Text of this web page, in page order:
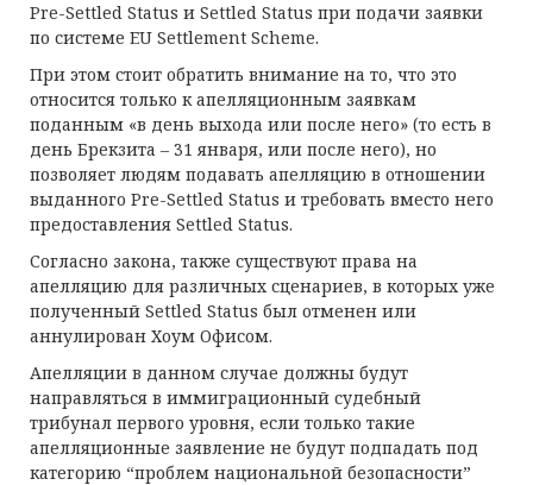
Pre-Settled Status и Settled Status при подачи заявки
по системе EU Settlement Scheme.
При этом стоит обратить внимание на то, что это
относится только к апелляционным заявкам
поданным «в день выхода или после него» (то есть в
день Брекзита – 31 января, или после него), но
позволяет людям подавать апелляцию в отношении
выданного Pre-Settled Status и требовать вместо него
предоставления Settled Status.
Согласно закона, также существуют права на
апелляцию для различных сценариев, в которых уже
полученный Settled Status был отменен или
аннулирован Хоум Офисом.
Апелляции в данном случае должны будут
направляться в иммиграционный судебный
трибунал первого уровня, если только такие
апелляционные заявление не будут подпадать под
категорию “проблем национальной безопасности”